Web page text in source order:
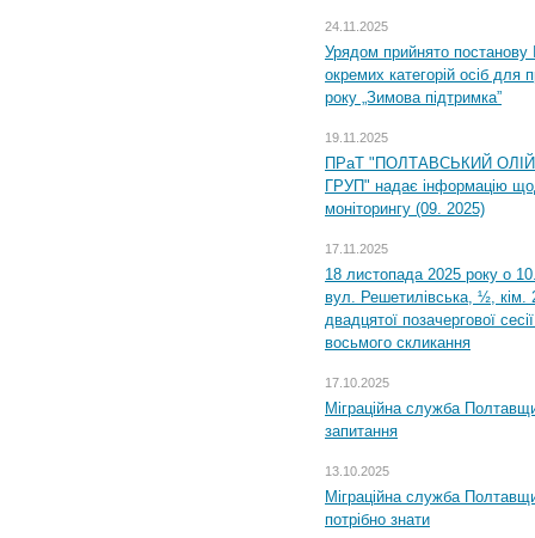
24.11.2025
Урядом прийнято постанову
окремих категорій осіб для
року „Зимова підтримка”
19.11.2025
ПРаТ "ПОЛТАВСЬКИЙ
ГРУП" надає інформацію
моніторингу (09. 2025)
17.11.2025
18 листопада 2025 року о
вул. Решетилівська, ½, кім.
двадцятої позачергової
восьмого скликання
17.10.2025
Міграційна служба
запитання
13.10.2025
Міграційна служба
потрібно знати